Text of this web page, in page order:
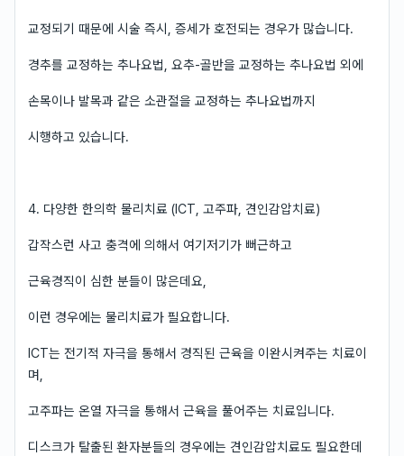
교정되기 때문에 시술 즉시, 증세가 호전되는 경우가 많습니다.
경추를 교정하는 추나요법, 요추-골반을 교정하는 추나요법 외에
손목이나 발목과 같은 소관절을 교정하는 추나요법까지
시행하고 있습니다.
4. 다양한 한의학 물리치료 (ICT, 고주파, 견인감압치료)
갑작스런 사고 충격에 의해서 여기저기가 뻐근하고
근육경직이 심한 분들이 많은데요,
이런 경우에는 물리치료가 필요합니다.
ICT는 전기적 자극을 통해서 경직된 근육을 이완시켜주는 치료이
며,
고주파는 온열 자극을 통해서 근육을 풀어주는 치료입니다.
디스크가 탈출된 환자분들의 경우에는 견인감압치료도 필요한데